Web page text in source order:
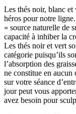
Les thés noir, blanc et
héros pour notre
« source naturelle de
capacité à inhiber la
Les thés noir et vert
catégorie puisqu’ils
l’absorption des
ne constitue en aucun
sur votre séance
jour peut vous
avez besoin pour